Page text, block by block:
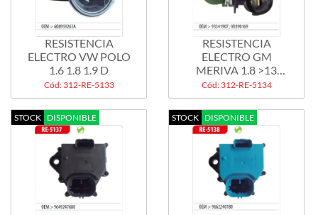
RESISTENCIA
ELECTRO VW POLO
1.6 1.8 1.9 D
Cód: 312-RE-5133
RESISTENCIA
ELECTRO GM
MERIVA 1.8 >13
MERIVA...
Cód: 312-RE-5134
STOCK DISPONIBLE STOCK DISPONIBLE